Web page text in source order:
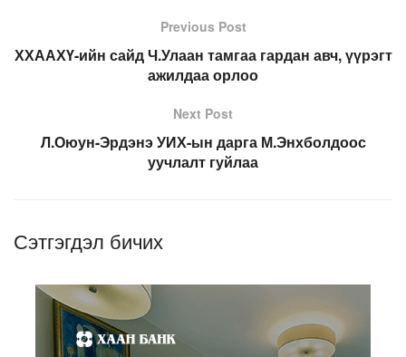
Previous Post
ХХААХҮ-ийн сайд Ч.Улаан тамгаа гардан авч, үүрэгт
ажилдаа орлоо
Next Post
Л.Оюун-Эрдэнэ УИХ-ын дарга М.Энхболдоос
уучлалт гуйлаа
Сэтгэгдэл бичих